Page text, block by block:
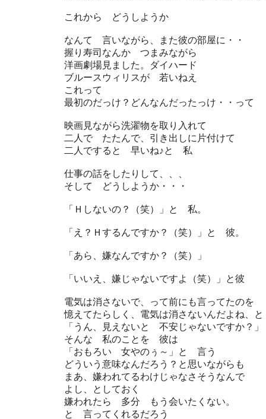
これから どうしようか
なんて 言いながら、また彼の部屋に・・
握り寿司なんか つまみながら
洋画劇場見ました。ダイハード
ブルースウィリスが 若いねえ
これって
最初のだっけ？どんなんだったっけ・・って
映画見ながら洗濯物を取り入れて
二人で たたんで、引き出しに片付けて
二人ですると 早いね♪と 私
仕事の話をしたりして、、、
そして どうしようか・・・
「Ｈしないの？（笑）」と 私。
「え？Ｈするんですか？（笑）」と 彼。
「あら、嫌なんですか？（笑）」
「いいえ、嫌じゃないですよ（笑）」と彼
電気は消さないで、って前にも言ってたのを
憶えてたらしく、電気は消さないんだよね、と
「うん、見えないと 不安じゃないですか？」
そんな 私のことを 彼は
「おもろい 女やのぅ～」と 言う
どういう意味なんだろう？と思いながらも
まあ、嫌われてるわけじゃなさそうなんで
よし、としておく
嫌われたら 多分 もう会いたくない。
と 言ってくれるだろう